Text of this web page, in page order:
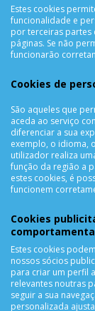
Política de
Trocas &
Métodos de
Resolução de
Livro de
APOIO AO
Criar Conta
As Minhas
Lista de Desejos
Solicitar uma
Expedição
Utilização de
NEWSLETTER
Estes cookies
funcionalidade e
por terceiras partes
páginas. Se não
funcionarão
Cookies de
São aqueles que
aceda ao serviço
diferenciar a sua
exemplo, o idioma,
utilizador realiza
função da região a
estes cookies, é
funcionem
Cookies
Estes cookies
nossos sócios
para criar um perfil
relevantes noutras
seguir a sua
personalizada